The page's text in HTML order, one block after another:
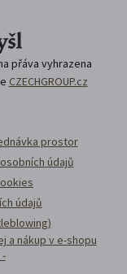
přáva vyhrazena
CZECHGROUP.cz
prostor
údajů
údajů
a nákup v e-shopu